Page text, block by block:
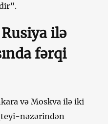
ilə
fərqi
və Moskva ilə iki
nəzərindən